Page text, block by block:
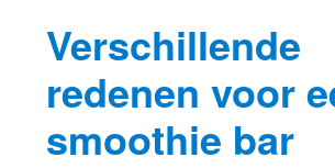
Verschillende
redenen voor
smoothie bar